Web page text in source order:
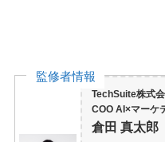
監修者情報
TechSuite株式
COO AI×マーケ
倉田 真太郎